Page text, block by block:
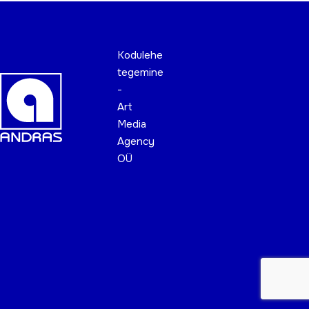
Kodulehe
tegemine
-
Art
Media
Agency
OÜ